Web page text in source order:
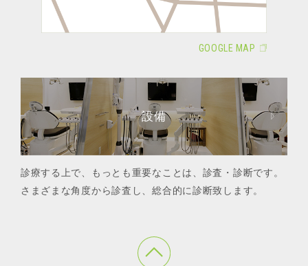
GOOGLE MAP
設備
診療する上で、もっとも重要なことは、診査・診断です。
さまざまな角度から診査し、総合的に診断致します。